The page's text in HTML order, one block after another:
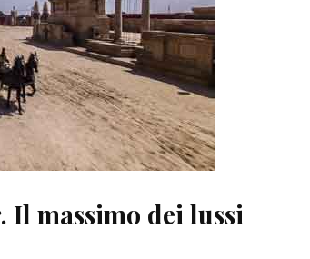
Il massimo dei lussi